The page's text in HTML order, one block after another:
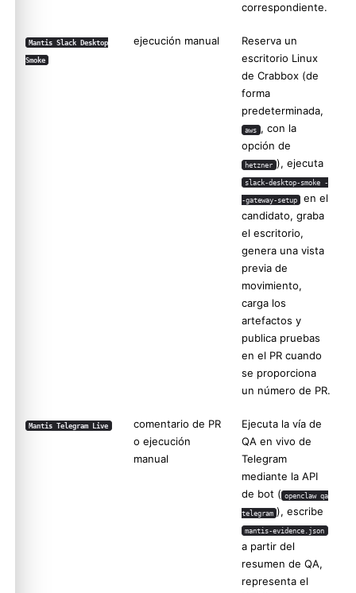
correspondiente.
Mantis Slack Desktop
Smoke
ejecución manual
Reserva un
escritorio Linux
de Crabbox (de
forma
predeterminada,
aws , con la
opción de
hetzner ), ejecuta
slack-desktop-smoke -
-gateway-setup
en el
candidato, graba
el escritorio,
genera una vista
previa de
movimiento,
carga los
artefactos y
publica pruebas
en el PR cuando
se proporciona
un número de PR.
Mantis Telegram Live
comentario de PR
o ejecución
manual
Ejecuta la vía de
QA en vivo de
Telegram
mediante la API
de bot ( openclaw qa
telegram ), escribe
mantis-evidence.json
a partir del
resumen de QA,
representa el